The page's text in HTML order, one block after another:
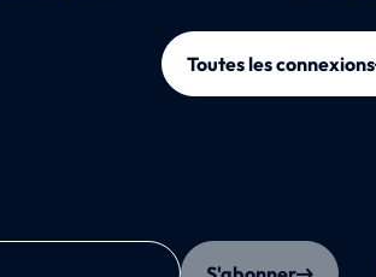
Toutes les connexions